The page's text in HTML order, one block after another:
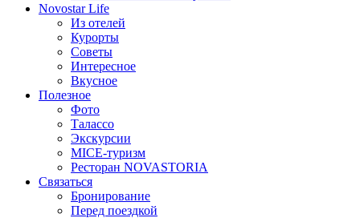
Novostar Life
Из отелей
Курорты
Советы
Интересное
Вкусное
Полезное
Фото
Талассо
Экскурсии
MICE-туризм
Ресторан NOVASTORIA
Связаться
Бронирование
Перед поездкой